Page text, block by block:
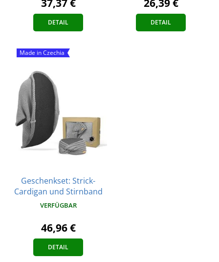
37,37 €
DETAIL
26,39 €
DETAIL
Made in Czechia
Geschenkset: Strick-
Cardigan und Stirnband
VERFÜGBAR
46,96 €
DETAIL